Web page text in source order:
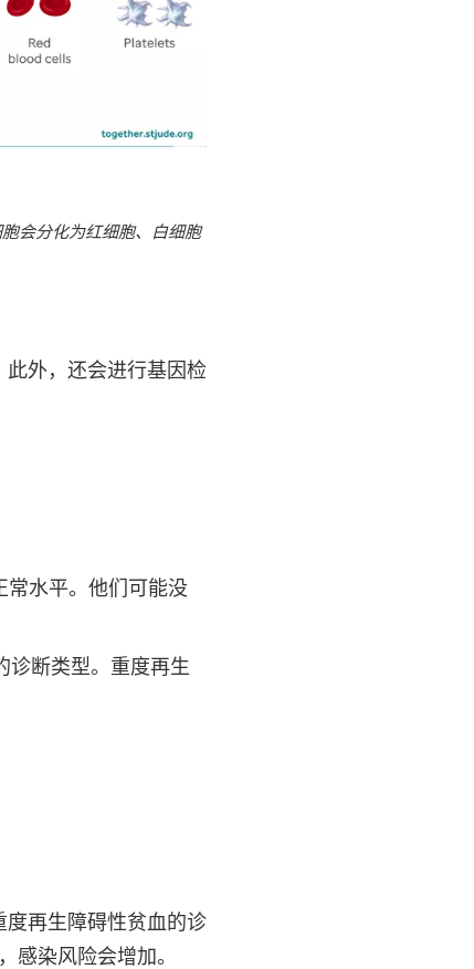
会分化为红细胞、白细胞
外，还会进行基因检
常水平。他们可能没
诊断类型。重度再生
再生障碍性贫血的诊
感染风险会增加。